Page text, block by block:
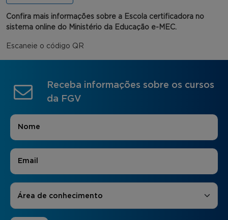
Confira mais informações sobre a Escola certificadora no
sistema online do Ministério da Educação e-MEC.
Escaneie o código QR
Receba informações sobre os cursos
da FGV
Nome
E-mail
Áreas de Interesse
Área de conhecimento